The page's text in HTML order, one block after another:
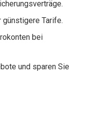
Tarife.
bei
und sparen Sie